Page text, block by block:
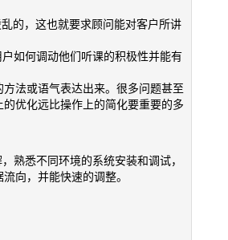
的，这也就要求顾问能对客户所讲
如何调动他们听课的积极性并能有
法或语气表达出来。很多问题甚至
优化远比操作上的简化要重要的多
熟悉不同环境的系统安装和调试，
向，并能快速的调整。